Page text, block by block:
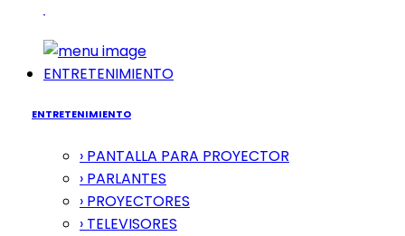
ENTRETENIMIENTO
ENTRETENIMIENTO
› PANTALLA PARA PROYECTOR
› PARLANTES
› PROYECTORES
› TELEVISORES